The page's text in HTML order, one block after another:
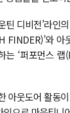
틴 디비전’라인
FINDER)’와 아
는 ‘퍼포먼스 랩
아웃도어 활동